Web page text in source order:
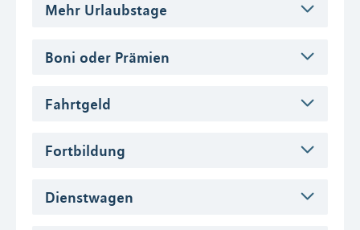
Mehr Urlaubstage
Boni oder Prämien
Fahrtgeld
Fortbildung
Dienstwagen